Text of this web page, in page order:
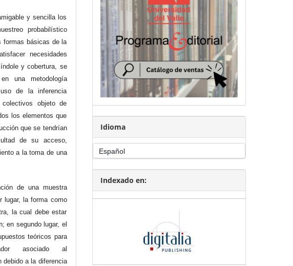
y sencilla los
probabilístico
formas básicas de la
necesidades
y cobertura, se
una metodología
de la inferencia
objeto de
los elementos que
que se tendrían
de su acceso,
a la toma de una
de una muestra
lugar, la forma como
la cual debe estar
en segundo lugar, el
teóricos para
asociado al
debido a la diferencia
Idioma
Indexado en: